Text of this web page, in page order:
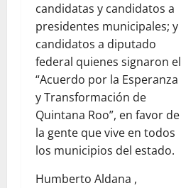
candidatas y candidatos a
presidentes municipales; y
candidatos a diputado
federal quienes signaron el
“Acuerdo por la Esperanza
y Transformación de
Quintana Roo”, en favor de
la gente que vive en todos
los municipios del estado.
Humberto Aldana ,